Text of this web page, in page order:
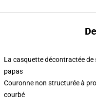
La casquette décontractée de
papas
Couronne non structurée à
courbé